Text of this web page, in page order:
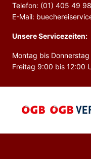
Telefon: (01) 405 49
E-Mail:
Unsere Servicezeiten:
Montag bis
Freitag 9:00 bis 12:00